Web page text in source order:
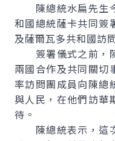
陳總統水扁先生
和國總統薩卡共同簽
及薩爾瓦多共和國訪
簽署儀式之前，
兩國合作及共同關切
率訪問團成員向陳總
與人民，在他們訪華
待。
陳總統表示，這